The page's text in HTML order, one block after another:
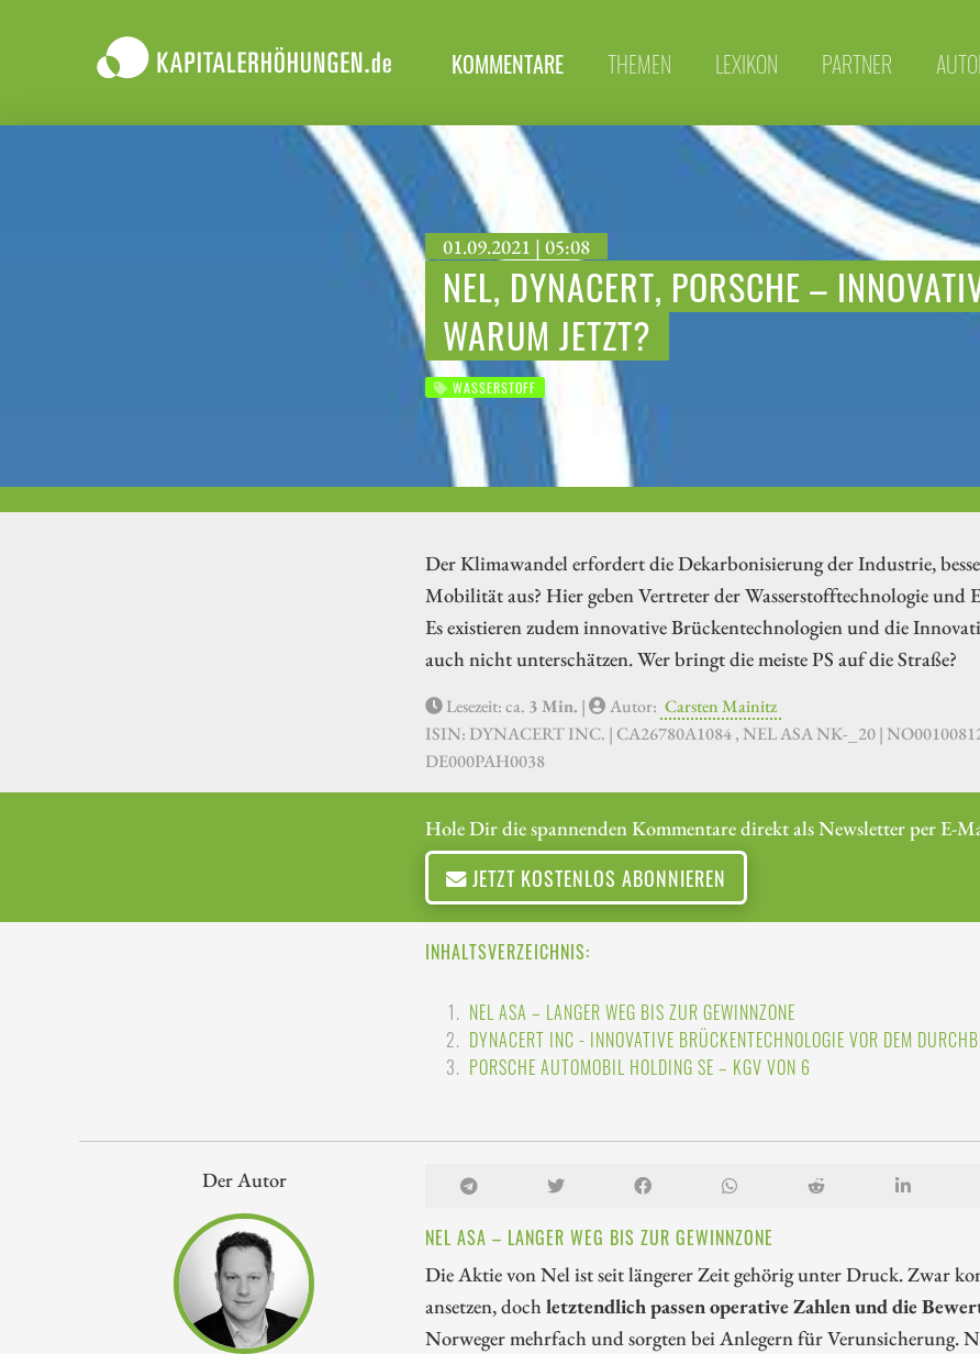
KOMMENTARE THEMEN LEXIKON PARTNER
01.09.2021 | 05:08
NEL, DYNACERT, PORSCHE –
WARUM JETZT?
WASSERSTOFF
Der Klimawandel erfordert die Dekarbonisierung der Industrie,
Mobilität aus? Hier geben Vertreter der Wasserstofftechnologie
Es existieren zudem innovative Brückentechnologien und die
auch nicht unterschätzen. Wer bringt die meiste PS auf die Straße?
Lesezeit: ca. 3 Min. | Autor: Carsten Mainitz
ISIN: DYNACERT INC. | CA26780A1084 , NEL ASA NK-_20 |
DE000PAH0038
Hole Dir die spannenden Kommentare direkt als Newsletter per E-
JETZT KOSTENLOS ABONNIEREN
INHALTSVERZEICHNIS:
NEL ASA – LANGER WEG BIS ZUR GEWINNZONE
DYNACERT INC - INNOVATIVE BRÜCKENTECHNOLOGIE VOR DEM
PORSCHE AUTOMOBIL HOLDING SE – KGV VON 6
Der Autor
NEL ASA – LANGER WEG BIS ZUR GEWINNZONE
Die Aktie von Nel ist seit längerer Zeit gehörig unter Druck. Zwar
ansetzen, dochletztendlich passen operative Zahlen und die
Norweger mehrfach und sorgten bei Anlegern für Verunsicherung.